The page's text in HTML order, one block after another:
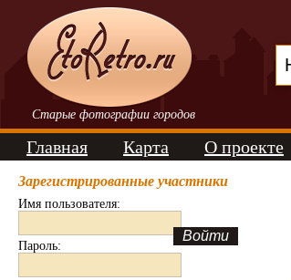
Старые фотографии городов
Главная Карта О проекте
Зарегистрированные участники
Имя пользователя:
Пароль: